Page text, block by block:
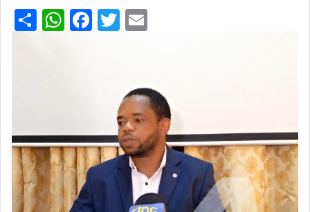
S
h
W
h
p
p
F
a
o
o
k
T
w
er l